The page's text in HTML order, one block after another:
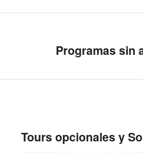
Programas sin
Tours opcionales y